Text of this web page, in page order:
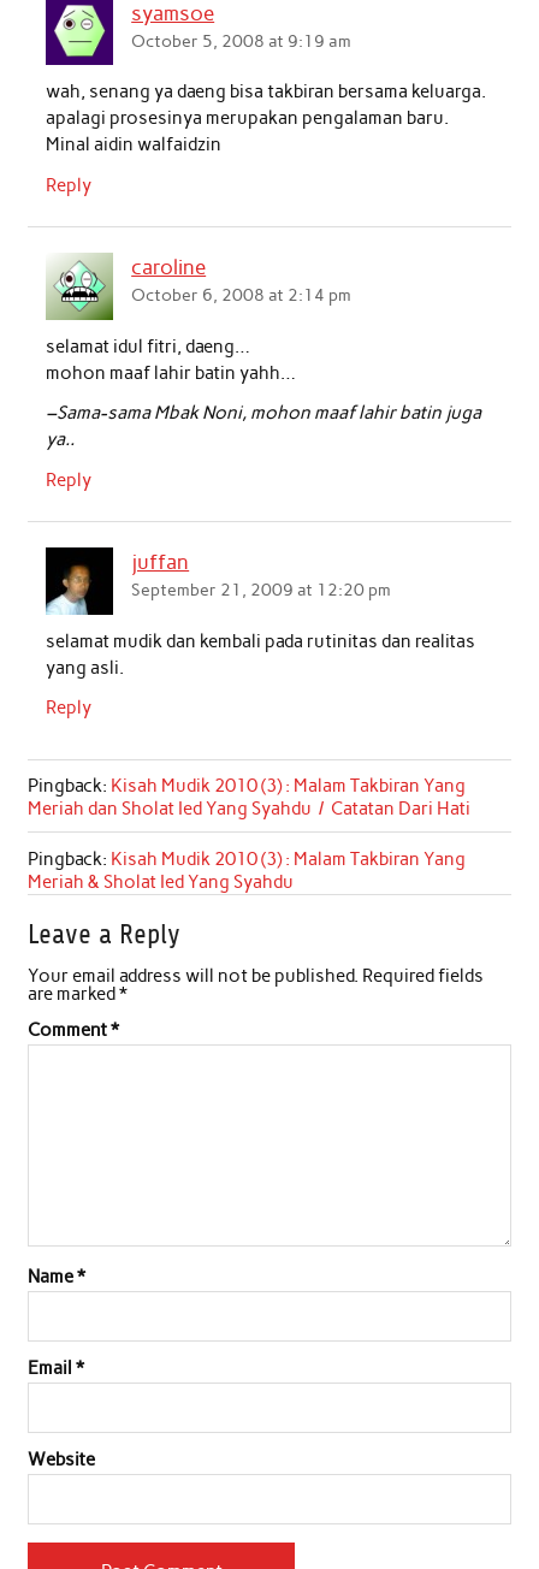
o
o
k
A
p
d
n
syamsoe
October 5, 2008 at 9:19 am
wah, senang ya daeng bisa takbiran bersama keluarga.
apalagi prosesinya merupakan pengalaman baru.
Minal aidin walfaidzin
Reply
caroline
October 6, 2008 at 2:14 pm
selamat idul fitri, daeng…
mohon maaf lahir batin yahh…
–Sama-sama Mbak Noni, mohon maaf lahir batin juga
ya..
Reply
juffan
September 21, 2009 at 12:20 pm
selamat mudik dan kembali pada rutinitas dan realitas
yang asli.
Reply
Pingback: Kisah Mudik 2010 (3) : Malam Takbiran Yang
Meriah dan Sholat Ied Yang Syahdu / Catatan Dari Hati
Pingback: Kisah Mudik 2010 (3) : Malam Takbiran Yang
Meriah & Sholat Ied Yang Syahdu
Leave a Reply
Your email address will not be published. Required fields
are marked*
Comment*
Name*
Email *
Website